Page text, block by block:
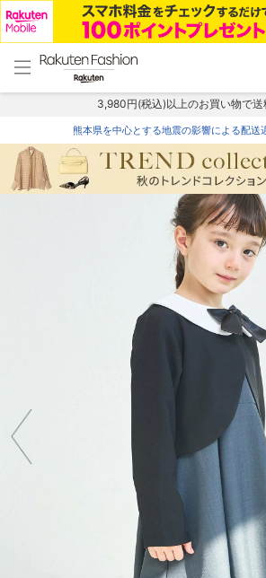
menu home
トップ
3,980円(税込)以上のお買い物で送
熊本県を中心とする地震の影響による配送